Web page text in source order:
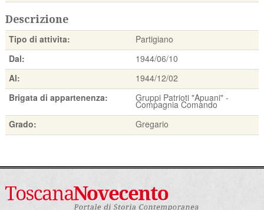
Descrizione
Tipo di attivita:
Partigiano
Dal:
1944/06/10
Al:
1944/12/02
Brigata di appartenenza:
Gruppi Patrioti "Apuani" -
Compagnia Comando
Grado:
Gregario